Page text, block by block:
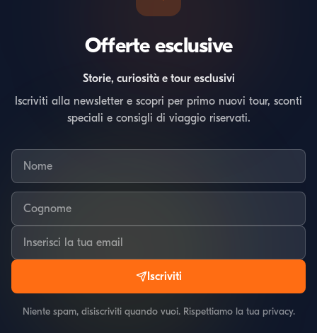
Offerte esclusive
Storie, curiosità e tour esclusivi
Iscriviti alla newsletter e scopri per primo nuovi tour, sconti
speciali e consigli di viaggio riservati.
Iscriviti
Niente spam, disiscriviti quando vuoi. Rispettiamo la tua privacy.